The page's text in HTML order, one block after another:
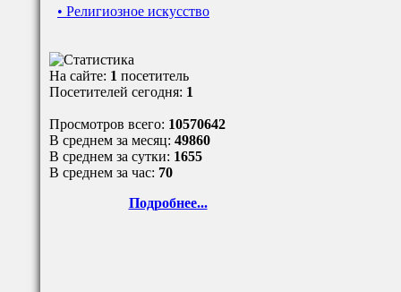
• Религиозное искусство
На сайте: 1 посетитель
Посетителей сегодня: 1
Просмотров всего: 10570642
В среднем за месяц: 49860
В среднем за сутки: 1655
В среднем за час: 70
Подробнее...